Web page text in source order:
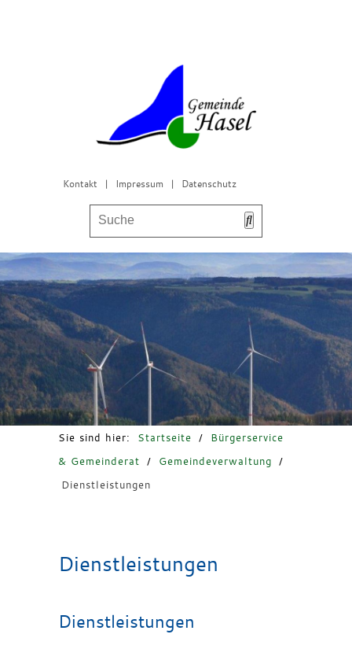
Kontakt | Impressum | Datenschutz
Bürgerservice & Gemeinderat
Leben in Hasel
Freizeit & Tourismus
Sie sind hier: Startseite /
Bürgerservice
& Gemeinderat
/ Gemeindeverwaltung
/
Dienstleistungen
Dienstleistungen
Dienstleistungen